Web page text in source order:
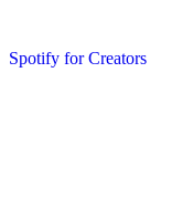
Spotify for Creators